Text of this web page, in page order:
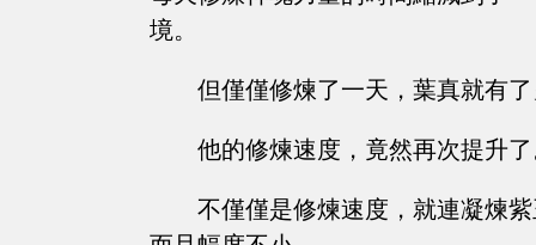
境。
但僅僅修煉了一天，葉真就有
他的修煉速度，竟然再次提升
不僅僅是修煉速度，就連凝煉